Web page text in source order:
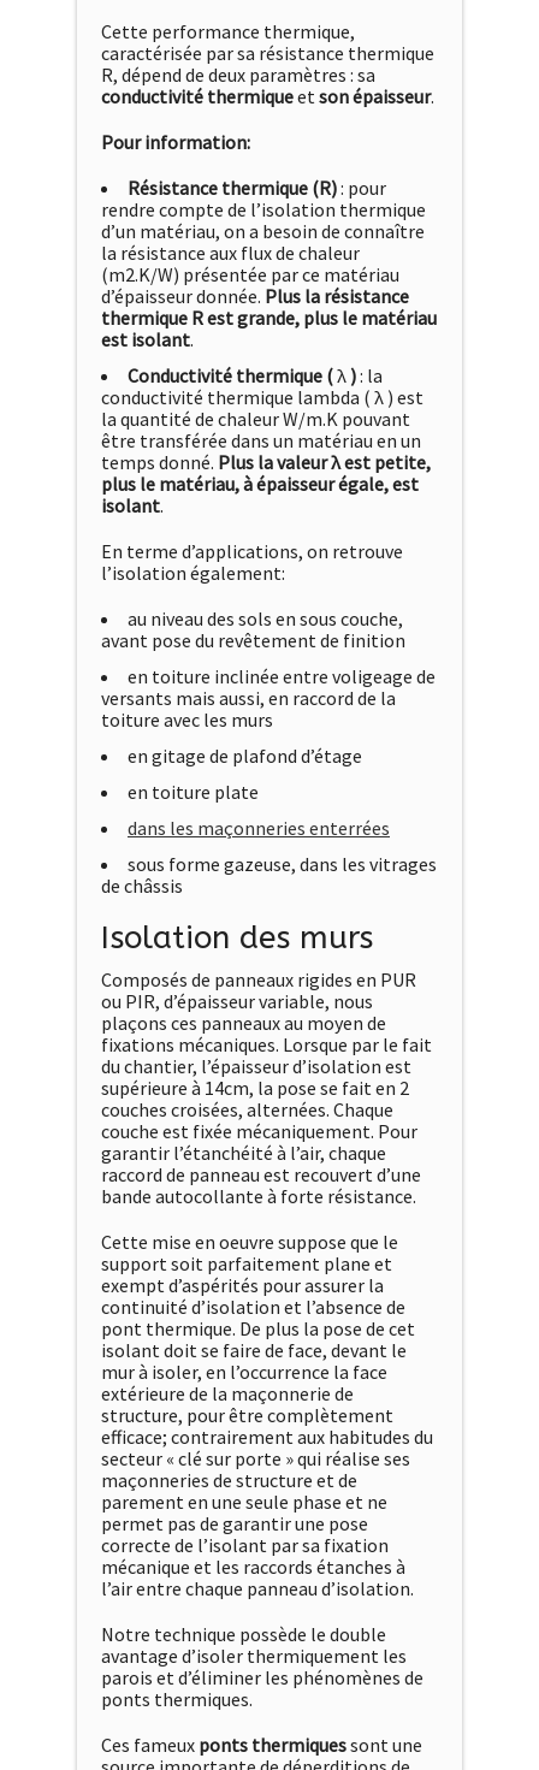
Cette performance thermique,
caractérisée par sa résistance thermique
R, dépend de deux paramètres : sa
conductivité thermiqueetson épaisseur.
Pour information:
Résistance thermique (R): pour
rendre compte de l’isolation thermique
d’un matériau, on a besoin de connaître
la résistance aux flux de chaleur
(m2.K/W) présentée par ce matériau
d’épaisseur donnée. Plus la résistance
thermique R est grande, plus le matériau
est isolant.
Conductivité thermique (λ ): la
conductivité thermique lambda ( λ ) est
la quantité de chaleur W/m.K pouvant
être transférée dans un matériau en un
temps donné. Plus la valeur λ est petite,
plus le matériau, à épaisseur égale, est
isolant.
En terme d’applications, on retrouve
l’isolation également:
au niveau des sols en sous couche,
avant pose du revêtement de finition
en toiture inclinée entre voligeage de
versants mais aussi, en raccord de la
toiture avec les murs
en gitage de plafond d’étage
en toiture plate
dans les maçonneries enterrées
sous forme gazeuse, dans les vitrages
de châssis
Isolation des murs
Composés de panneaux rigides en PUR
ou PIR, d’épaisseur variable, nous
plaçons ces panneaux au moyen de
fixations mécaniques. Lorsque par le fait
du chantier, l’épaisseur d’isolation est
supérieure à 14cm, la pose se fait en 2
couches croisées, alternées. Chaque
couche est fixée mécaniquement. Pour
garantir l’étanchéité à l’air, chaque
raccord de panneau est recouvert d’une
bande autocollante à forte résistance.
Cette mise en oeuvre suppose que le
support soit parfaitement plane et
exempt d’aspérités pour assurer la
continuité d’isolation et l’absence de
pont thermique. De plus la pose de cet
isolant doit se faire de face, devant le
mur à isoler, en l’occurrence la face
extérieure de la maçonnerie de
structure, pour être complètement
efficace; contrairement aux habitudes du
secteur « clé sur porte » qui réalise ses
maçonneries de structure et de
parement en une seule phase et ne
permet pas de garantir une pose
correcte de l’isolant par sa fixation
mécanique et les raccords étanches à
l’air entre chaque panneau d’isolation.
Notre technique possède le double
avantage d’isoler thermiquement les
parois et d’éliminer les phénomènes de
ponts thermiques.
Ces fameux ponts thermiquessont une